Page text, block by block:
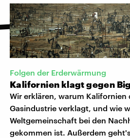
Folgen der Erderwärmung
Kalifornien klagt gegen
Wir erklären, warum Kalifornien
Gasindustrie verklagt, und wie
Weltgemeinschaft bei den
gekommen ist. Außerdem